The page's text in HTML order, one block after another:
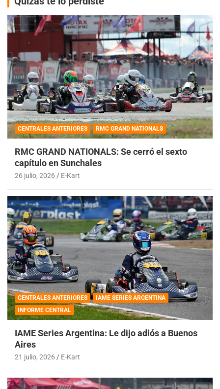
CENTRALES ANTERIORES RMC GRAND NATIONALS
RMC GRAND NATIONALS: Se cerró el sexto
capítulo en Sunchales
26 julio, 2026 E-Kart
CENTRALES ANTERIORES
IAME SERIES ARGENTINA
INFORME CENTRAL
IAME Series Argentina: Le dijo adiós a Buenos
Aires
21 julio, 2026 E-Kart